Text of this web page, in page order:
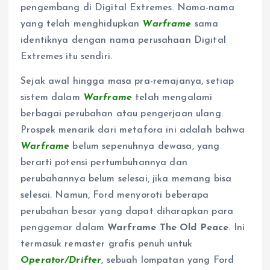
pengembang di Digital Extremes. Nama-nama
yang telah menghidupkan Warframe sama
identiknya dengan nama perusahaan Digital
Extremes itu sendiri.
Sejak awal hingga masa pra-remajanya, setiap
sistem dalam Warframe telah mengalami
berbagai perubahan atau pengerjaan ulang.
Prospek menarik dari metafora ini adalah bahwa
Warframe belum sepenuhnya dewasa, yang
berarti potensi pertumbuhannya dan
perubahannya belum selesai, jika memang bisa
selesai. Namun, Ford menyoroti beberapa
perubahan besar yang dapat diharapkan para
penggemar dalam Warframe The Old Peace. Ini
termasuk remaster grafis penuh untuk
Operator/Drifter, sebuah lompatan yang Ford